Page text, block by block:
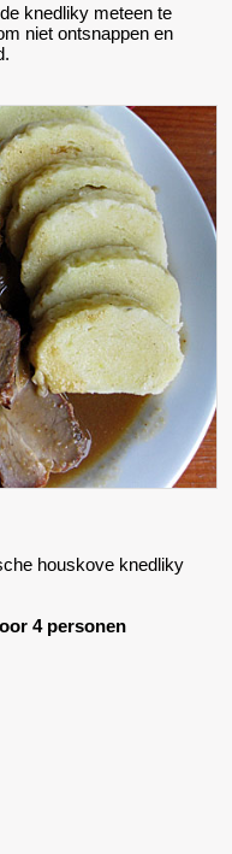
knedliky meteen te
niet ontsnappen en
houskove knedliky
4 personen